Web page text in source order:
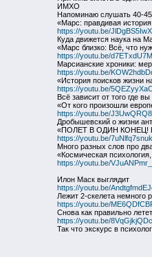
ИМХО
Напоминаю слушать 40-45
«Марс: правдивая
https://youtu.be/
Куда движется наука на
«Марс близко: Всё, что
https://youtu.be/
Марсианские хроники:
https://youtu.be/
«История поисков жизни
https://youtu.be/
Всё зависит от того где
«От кого произошли
https://youtu.be/
Дробышевский о жизни
«ПОЛЕТ В ОДИН КОНЕЦ!
https://youtu.be/
Много разных слов про
«Космическая
https://youtu.be/
Илон Маск выглядит
https://youtu.be/
Лежит 2-скелета немного
https://youtu.be/
Снова как правильно
https://youtu.be/
Так что экскурс в